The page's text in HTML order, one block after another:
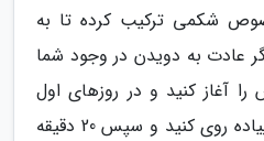
شکمی ترکیب کرده تا به
عادت به دویدن در وجود شما
آغاز کنید و در روزهای اول
این کار ابتدا بیست دقیقه پیاده روی کنید و سپس 20 دقیقه